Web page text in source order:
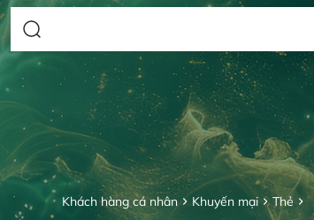
Khách hàng cá nhân Khuyến mại Thẻ